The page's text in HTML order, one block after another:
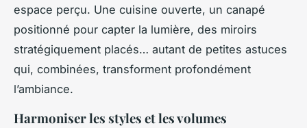
espace perçu. Une cuisine ouverte, un canapé
positionné pour capter la lumière, des miroirs
stratégiquement placés… autant de petites astuces
qui, combinées, transforment profondément
l’ambiance.
Harmoniser les styles et les volumes